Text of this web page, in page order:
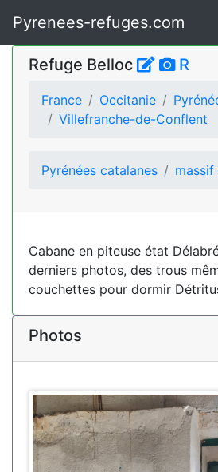
Pyrenees-refuges.com
Refuge Belloc R
France Occitanie
Villefranche-de-Conflent
Pyrénées catalanes massif
Cabane en piteuse état
derniers photos, des trous
couchettes pour dormir
Photos